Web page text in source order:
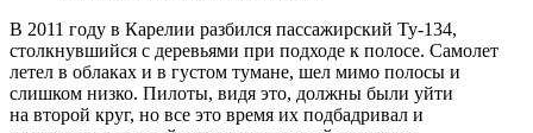
В 2011 году в Карелии разбился пассажирский Ту-134,
столкнувшийся с деревьями при подходе к полосе. Самолет
летел в облаках и в густом тумане, шел мимо полосы и
слишком низко. Пилоты, видя это, должны были уйти
на второй круг, но все это время их подбадривал и